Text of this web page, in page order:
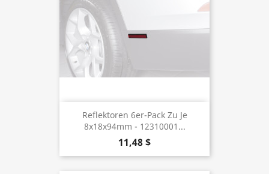
Reflektoren 6er-Pack Zu Je
8x18x94mm - 12310001...
11,48 $